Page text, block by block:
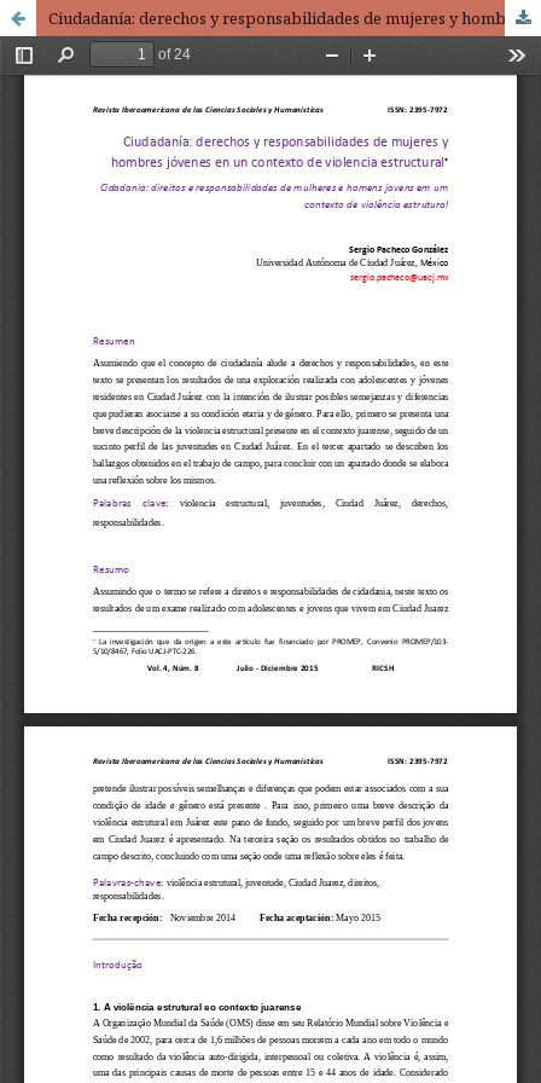
Ciudadanía: derechos y responsabilidades de mujeres y hombres jóvenes en un contexto de violencia estructural / Citizenship: rights and responsibilities of young women and men in a context of structural violence